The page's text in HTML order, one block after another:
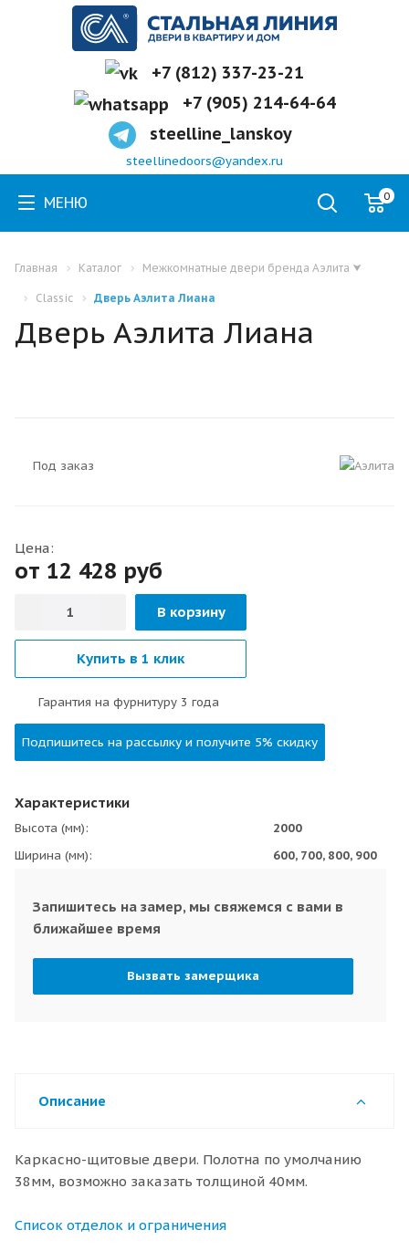
+7 (812) 337-23-21
+7 (905) 214-64-64
steelline_lanskoy
steellinedoors@yandex.ru
МЕНЮ 0
Главная Каталог Межкомнатные двери бренда Аэлита ⮟
Classic Дверь Аэлита Лиана
Дверь Аэлита Лиана
Под заказ
Цена:
от 12 428 руб
В корзину
Купить в 1 клик
Гарантия на фурнитуру 3 года
Подпишитесь на рассылку и получите 5% скидку
Характеристики
Высота (мм)
2000
Ширина (мм)
600, 700, 800, 900
Запишитесь на замер, мы свяжемся с вами в
ближайшее время
Вызвать замерщика
Описание
Каркасно-щитовые двери. Полотна по умолчанию
38мм, возможно заказать толщиной 40мм.
Список отделок и ограничения